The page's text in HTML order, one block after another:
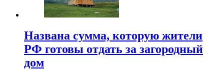
Названа сумма, которую жители
РФ готовы отдать за загородный
дом